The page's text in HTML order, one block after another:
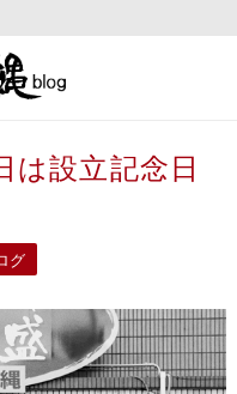
は設立記念日
グ